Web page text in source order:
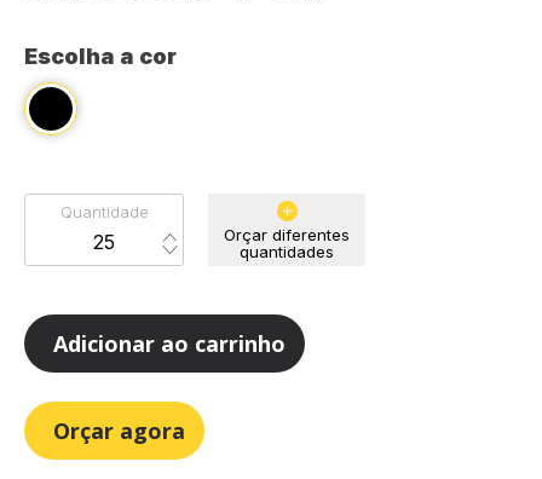
Escolha a cor
Quantidade
Orçar diferentes
quantidades
Adicionar ao carrinho
Orçar agora